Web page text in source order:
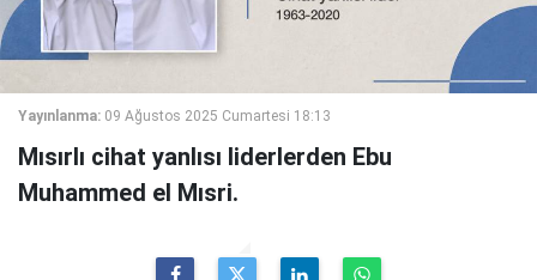
Yayınlanma: 09 Ağustos 2025 Cumartesi 18:13
Mısırlı cihat yanlısı liderlerden Ebu
Muhammed el Mısri.